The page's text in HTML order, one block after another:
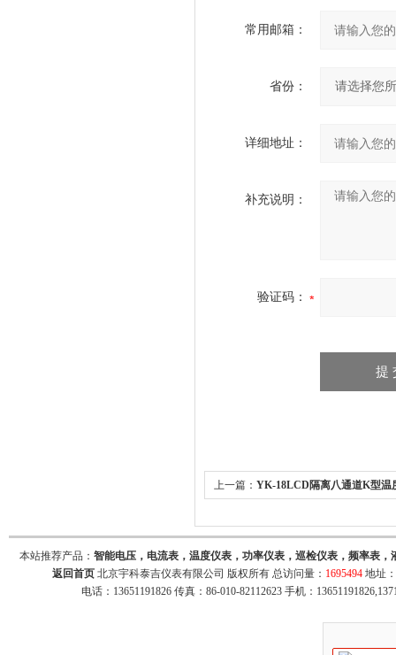
常用邮箱：
省份：
详细地址：
补充说明：
验证码：
上一篇： YK-18LCD隔离八通道K型温
本站推荐产品： 智能电压，电流表，温度仪表，功率仪表，巡检仪表，频率表
返回首页 北京宇科泰吉仪表有限公司 版权所有 总访问量： 1695494 地址
电话：13651191826 传真：86-010-82112623 手机：